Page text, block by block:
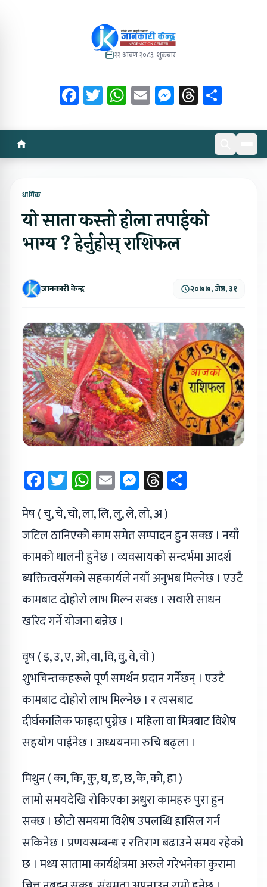
२२ श्रावण २०८३, शुक्रबार
Facebook
Twitter
WhatsApp
EmailMessenger
Threads
धार्मिक
यो साता कस्तो होला तपाईको
भाग्य ? हेर्नुहोस् राशिफल
जानकारी केन्द्र २०७७, जेष्ठ, ३१
Facebook
Twitter
WhatsApp
EmailMessenger
Threads
मेष ( चु, चे, चो, ला, लि, लु, ले, लो, अ )
जटिल ठानिएको काम समेत सम्पादन हुन सक्छ । नयाँ
कामको थालनी हुनेछ । व्यवसायको सन्दर्भमा आदर्श
ब्यक्तित्वसँगको सहकार्यले नयाँ अनुभब मिल्नेछ । एउटै
कामबाट दोहोरो लाभ मिल्न सक्छ । सवारी साधन
खरिद गर्ने योजना बन्नेछ ।
वृष ( इ, उ, ए, ओ, वा, वि, वु, वे, वो )
शुभचिन्तकहरूले पूर्ण समर्थन प्रदान गर्नेछन् । एउटै
कामबाट दोहोरो लाभ मिल्नेछ । र त्यसबाट
दीर्घकालिक फाइदा पुग्नेछ । महिला वा मित्रबाट विशेष
सहयोग पाईनेछ । अध्ययनमा रुचि बढ्ला ।
मिथुन ( का, कि, कु, घ, ङ, छ, के, को, हा )
लामो समयदेखि रोकिएका अधुरा कामहरु पुरा हुन
सक्छ । छोटो समयमा विशेष उपलब्धि हासिल गर्न
सकिनेछ । प्रणयसम्बन्ध र रतिराग बढाउने समय रहेको
छ । मध्य सातामा कार्यक्षेत्रमा अरुले गरेभनेका कुरामा